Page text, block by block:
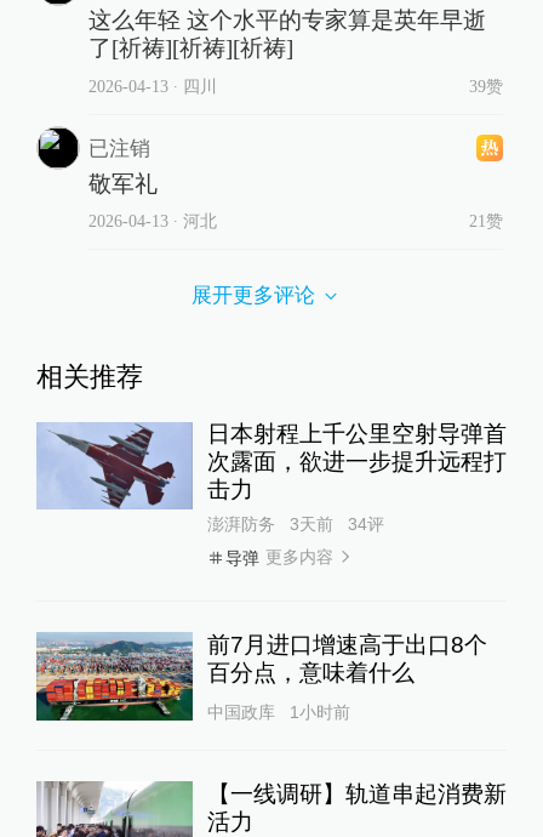
这么年轻 这个水平的专家算是英年早逝
了[祈祷][祈祷][祈祷]
2026-04-13∙ 四川 39赞
已注销
敬军礼
2026-04-13∙ 河北 21赞
展开更多评论
相关推荐
日本射程上千公里空射导弹首
次露面，欲进一步提升远程打
击力
澎湃防务 3天前 34评
导弹 更多内容
前7月进口增速高于出口8个
百分点，意味着什么
中国政库 1小时前
【一线调研】轨道串起消费新
活力